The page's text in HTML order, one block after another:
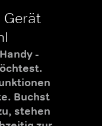
Gerät
-
Buchst
stehen